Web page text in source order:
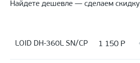
Найдете дешевле — сделаем скидку
LOID DH-360L SN/CP 1 150 Р